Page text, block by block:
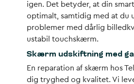
igen. Det betyder, at din
optimalt, samtidig med at du
problemer med dårlig
ustabil touchskærm.
Skærm udskiftning med
En reparation af skærm hos
dig tryghed og kvalitet. Vi